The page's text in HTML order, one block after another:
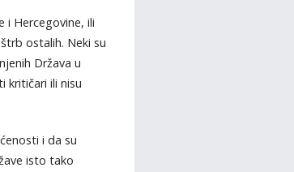
i Hercegovine, ili
ostalih. Neki su
Država u
kritičari ili nisu
i da su
isto tako